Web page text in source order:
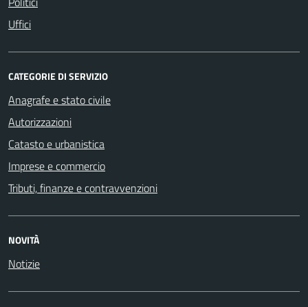
Uffici
CATEGORIE DI SERVIZIO
Anagrafe e stato civile
Autorizzazioni
Catasto e urbanistica
Imprese e commercio
Tributi, finanze e contravvenzioni
NOVITÀ
Notizie